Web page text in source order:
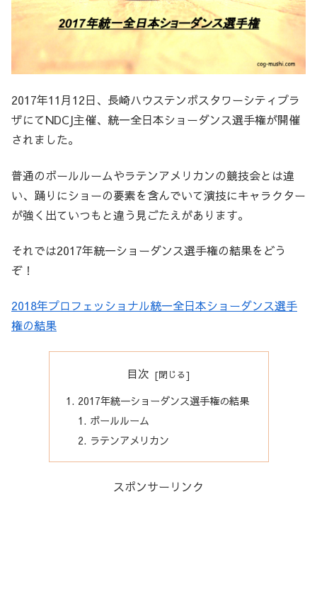
2017年11月12日、長崎ハウステンボスタワーシティプラ
ザにてNDCJ主催、統一全日本ショーダンス選手権が開催
されました。
普通のボールルームやラテンアメリカンの競技会とは違
い、踊りにショーの要素を含んでいて演技にキャラクター
が強く出ていつもと違う見ごたえがあります。
それでは2017年統一ショーダンス選手権の結果をどう
ぞ！
2018年プロフェッショナル統一全日本ショーダンス選手
権の結果
目次
2017年統一ショーダンス選手権の結果
ボールルーム
ラテンアメリカン
スポンサーリンク